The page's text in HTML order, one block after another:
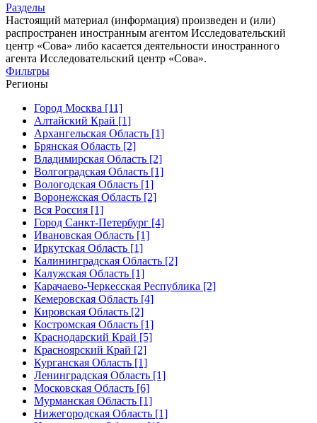
Разделы
Настоящий материал (информация) произведен и (или)
распространен иностранным агентом Исследовательский
центр «Сова» либо касается деятельности иностранного
агента Исследовательский центр «Сова».
Фильтры
Регионы
Город Москва [11]
Алтайский Край [1]
Архангельская Область [1]
Брянская Область [2]
Владимирская Область [2]
Волгоградская Область [1]
Вологодская Область [1]
Воронежская Область [2]
Вся Россия [1]
Город Санкт-Петербург [4]
Ивановская Область [1]
Иркутская Область [1]
Калининградская Область [2]
Калужская Область [1]
Карачаево-Черкесская Республика [2]
Кемеровская Область [4]
Кировская Область [2]
Костромская Область [1]
Краснодарский Край [5]
Красноярский Край [2]
Курганская Область [1]
Ленинградская Область [1]
Московская Область [6]
Мурманская Область [1]
Нижегородская Область [1]